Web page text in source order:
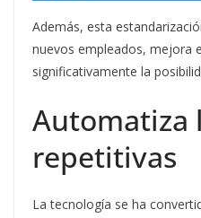
Además, esta
nuevos empleados, mejora
significativamente la
Automatiza
repetitivas
La tecnología se ha